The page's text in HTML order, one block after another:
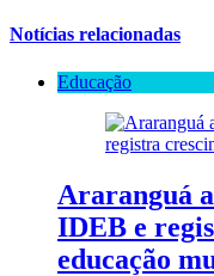
Notícias relacionadas
Educação
Araranguá
IDEB e
educação